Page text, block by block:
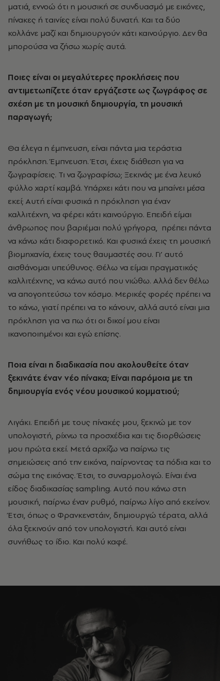
ματιά, εννοώ ότι η μουσική σε συνδυασμό με εικόνες,
πίνακες ή ταινίες είναι πολύ δυνατή. Και τα δύο
κολλάνε μαζί και δημιουργούν κάτι καινούργιο. Δεν θα
μπορούσα να ζήσω χωρίς αυτά.
Ποιες είναι οι μεγαλύτερες προκλήσεις που
αντιμετωπίζετε όταν εργάζεστε ως ζωγράφος σε
σχέση με τη μουσική δημιουργία, τη μουσική
παραγωγή;
Θα έλεγα η έμπνευση, είναι πάντα μια τεράστια
πρόκληση. Έμπνευση. Έτσι, έχεις διάθεση για να
ζωγραφίσεις. Τι να ζωγραφίσω; Ξεκινάς με ένα λευκό
φύλλο χαρτί καμβά. Υπάρχει κάτι που να μπαίνει μέσα
εκεί; Αυτή είναι φυσικά η πρόκληση για έναν
καλλιτέχνη, να φέρει κάτι καινούργιο. Επειδή είμαι
άνθρωπος που βαριέμαι πολύ γρήγορα, πρέπει πάντα
να κάνω κάτι διαφορετικό. Και φυσικά έχεις τη μουσική
βιομηχανία, έχεις τους θαυμαστές σου. Γι’ αυτό
αισθάνομαι υπεύθυνος. Θέλω να είμαι πραγματικός
καλλιτέχνης, να κάνω αυτό που νιώθω. Αλλά δεν θέλω
να απογοητεύσω τον κόσμο. Μερικές φορές πρέπει να
το κάνω, γιατί πρέπει να το κάνουν, αλλά αυτό είναι μια
πρόκληση για να πω ότι οι δικοί μου είναι
ικανοποιημένοι και εγώ επίσης.
Ποια είναι η διαδικασία που ακολουθείτε όταν
ξεκινάτε έναν νέο πίνακα; Είναι παρόμοια με τη
δημιουργία ενός νέου μουσικού κομματιού;
Λιγάκι. Επειδή με τους πίνακές μου, ξεκινώ με τον
υπολογιστή, ρίχνω τα προσχέδια και τις διορθώσεις
μου πρώτα εκεί. Μετά αρχίζω να παίρνω τις
σημειώσεις από την εικόνα, παίρνοντας τα πόδια και το
σώμα της εικόνας. Έτσι, το συναρμολογώ. Είναι ένα
είδος διαδικασίας sampling. Αυτό που κάνω στη
μουσική, παίρνω έναν ρυθμό, παίρνω λίγο από εκείνον.
Έτσι, όπως ο Φρανκενστάιν, δημιουργώ τέρατα, αλλά
όλα ξεκινούν από τον υπολογιστή. Και αυτό είναι
συνήθως το ίδιο. Και πολύ καφέ.